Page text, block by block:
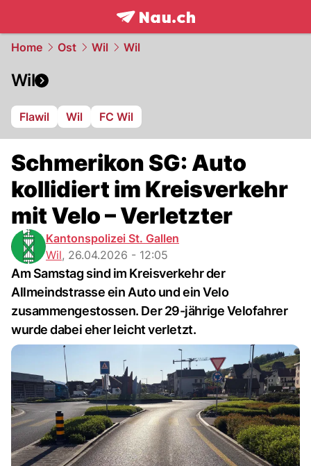
frontpage.NAU.ch
Home Ost Wil Wil
Wil
Flawil Wil FC Wil
Schmerikon SG: Auto
kollidiert im Kreisverkehr
mit Velo – Verletzter
Kantonspolizei St. Gallen
Wil, 26.04.2026 - 12:05
Am Samstag sind im Kreisverkehr der
Allmeindstrasse ein Auto und ein Velo
zusammengestossen. Der 29-jährige Velofahrer
wurde dabei eher leicht verletzt.